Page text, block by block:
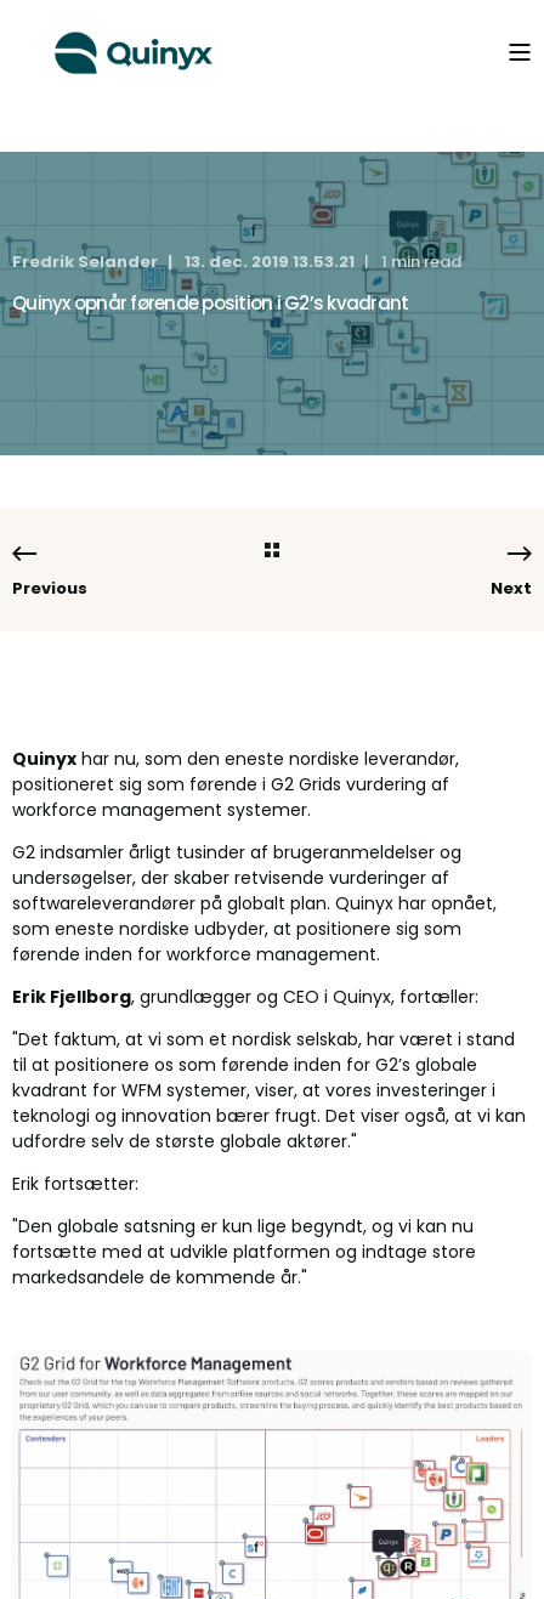
Fredrik Selander 13. dec. 2019 13.53.21 1 min read
Quinyx opnår førende position i G2’s kvadrant
Previous Next
Quinyx har nu, som den eneste nordiske leverandør,
positioneret sig som førende i G2 Grids vurdering af
workforce management systemer.
G2 indsamler årligt tusinder af brugeranmeldelser og
undersøgelser, der skaber retvisende vurderinger af
softwareleverandører på globalt plan. Quinyx har opnået,
som eneste nordiske udbyder, at positionere sig som
førende inden for workforce management.
Erik Fjellborg, grundlægger og CEO i Quinyx, fortæller:
"Det faktum, at vi som et nordisk selskab, har været i stand
til at positionere os som førende inden for G2’s globale
kvadrant for WFM systemer, viser, at vores investeringer i
teknologi og innovation bærer frugt. Det viser også, at vi kan
udfordre selv de største globale aktører."
Erik fortsætter:
"Den globale satsning er kun lige begyndt, og vi kan nu
fortsætte med at udvikle platformen og indtage store
markedsandele de kommende år."